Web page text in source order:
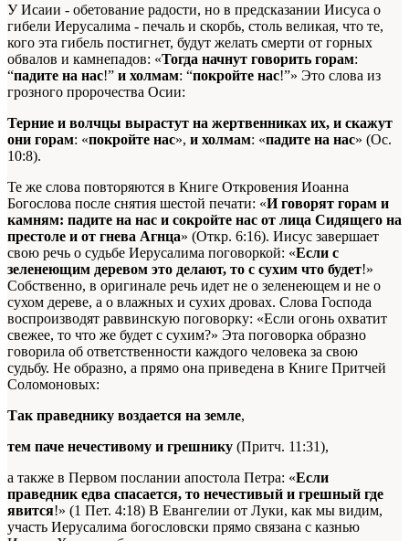
У Исаии - обетование радости, но в предсказании Иисуса о
гибели Иерусалима - печаль и скорбь, столь великая, что те,
кого эта гибель постигнет, будут желать смерти от горных
обвалов и камнепадов: «Тогда начнут говорить горам:
“падите на нас!” и холмам: “покройте нас!”» Это слова из
грозного пророчества Осии:
Терние и волчцы вырастут на жертвенниках их, и скажут
они горам: «покройте нас», и холмам: «падите на нас» (Ос.
10:8).
Те же слова повторяются в Книге Откровения Иоанна
Богослова после снятия шестой печати: «И говорят горам и
камням: падите на нас и сокройте нас от лица Сидящего на
престоле и от гнева Агнца» (Откр. 6:16). Иисус завершает
свою речь о судьбе Иерусалима поговоркой: «Если с
зеленеющим деревом это делают, то с сухим что будет!»
Собственно, в оригинале речь идет не о зеленеющем и не о
сухом дереве, а о влажных и сухих дровах. Слова Господа
воспроизводят раввинскую поговорку: «Если огонь охватит
свежее, то что же будет с сухим?» Эта поговорка образно
говорила об ответственности каждого человека за свою
судьбу. Не образно, а прямо она приведена в Книге Притчей
Соломоновых:
Так праведнику воздается на земле,
тем паче нечестивому и грешнику (Притч. 11:31),
а также в Первом послании апостола Петра: «Если
праведник едва спасается, то нечестивый и грешный где
явится!» (1 Пет. 4:18) В Евангелии от Луки, как мы видим,
участь Иерусалима богословски прямо связана с казнью